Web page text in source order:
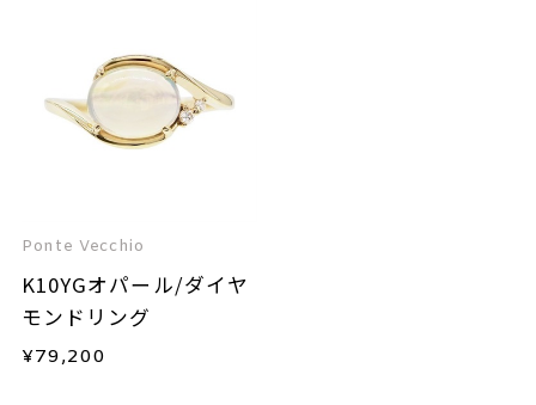
Ponte Vecchio
K10YGオパール/ダイヤ
モンドリング
¥79,200